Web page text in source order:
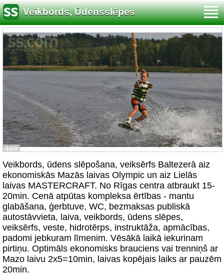
Veikbords, Ūdensslēpes
1/10
Veikbords, ūdens slēpošana, veiksērfs Baltezerā aiz
ekonomiskās Mazās laivas Olympic un aiz Lielās
laivas MASTERCRAFT. No Rīgas centra atbraukt 15-
20min. Cenā atpūtas kompleksa ērtības - mantu
glabāšana, ģerbtuve, WC, bezmaksas publiskā
autostāvvieta, laiva, veikbords, ūdens slēpes,
veiksērfs, veste, hidrotērps, instruktāža, apmācības,
padomi jebkuram līmenim. Vēsākā laikā iekurinam
pirtiņu. Optimāls ekonomisks brauciens vai trenniņš ar
Mazo laivu 2x5=10min, laivas kopējais laiks ar pauzēm
20min.